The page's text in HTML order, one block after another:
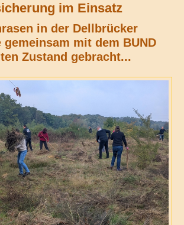
im Einsatz
in der Dellbrücker
gemeinsam mit dem BUND
Zustand gebracht...